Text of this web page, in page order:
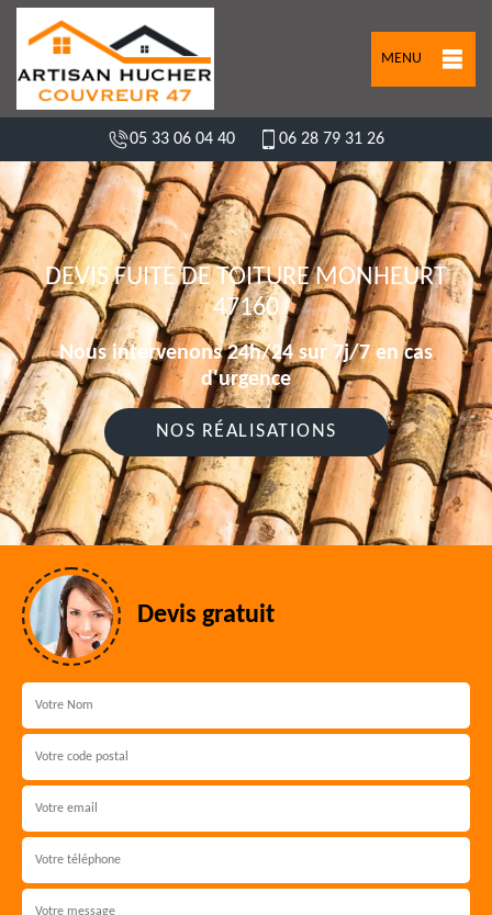
MENU
05 33 06 04 40 06 28 79 31 26
DEVIS FUITE DE TOITURE MONHEURT
47160
Nous intervenons 24h/24 sur 7j/7 en cas
d'urgence
NOS RÉALISATIONS
Devis gratuit